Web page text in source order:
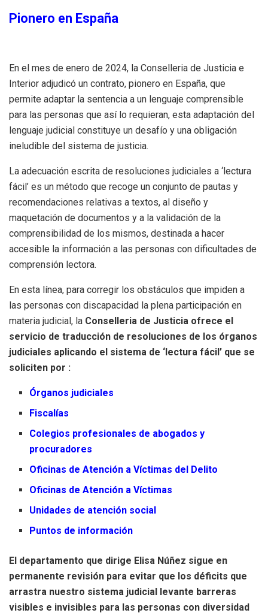
Pionero en España
En el mes de enero de 2024, la Conselleria de Justicia e
Interior adjudicó un contrato, pionero en España, que
permite adaptar la sentencia a un lenguaje comprensible
para las personas que así lo requieran, esta adaptación del
lenguaje judicial constituye un desafío y una obligación
ineludible del sistema de justicia.
La adecuación escrita de resoluciones judiciales a ‘lectura
fácil’ es un método que recoge un conjunto de pautas y
recomendaciones relativas a textos, al diseño y
maquetación de documentos y a la validación de la
comprensibilidad de los mismos, destinada a hacer
accesible la información a las personas con dificultades de
comprensión lectora.
En esta línea, para corregir los obstáculos que impiden a
las personas con discapacidad la plena participación en
materia judicial, la Conselleria de Justicia ofrece el
servicio de traducción de resoluciones de los órganos
judiciales aplicando el sistema de ‘lectura fácil’ que se
soliciten por :
Órganos judiciales
Fiscalías
Colegios profesionales de abogados y
procuradores
Oficinas de Atención a Víctimas del Delito
Oficinas de Atención a Víctimas
Unidades de atención social
Puntos de información
El departamento que dirige Elisa Núñez sigue en
permanente revisión para evitar que los déficits que
arrastra nuestro sistema judicial levante barreras
visibles e invisibles para las personas con diversidad